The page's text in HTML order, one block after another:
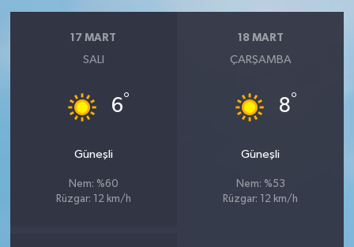
17 MART
SALI
6°
Güneşli
Nem: %60
Rüzgar: 12 km/h
18 MART
ÇARŞAMBA
8°
Güneşli
Nem: %53
Rüzgar: 12 km/h